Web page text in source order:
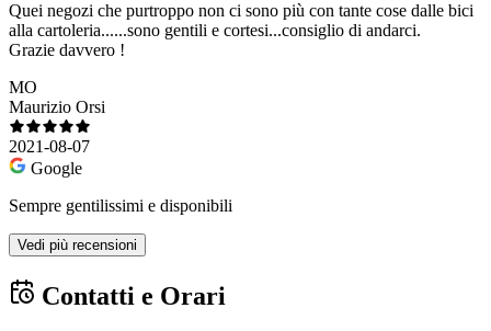
Quei negozi che purtroppo non ci sono più con tante cose dalle bici
alla cartoleria......sono gentili e cortesi...consiglio di andarci.
Grazie davvero !
MO
Maurizio Orsi
2021-08-07
Google
Sempre gentilissimi e disponibili
Vedi più recensioni
Contatti e Orari